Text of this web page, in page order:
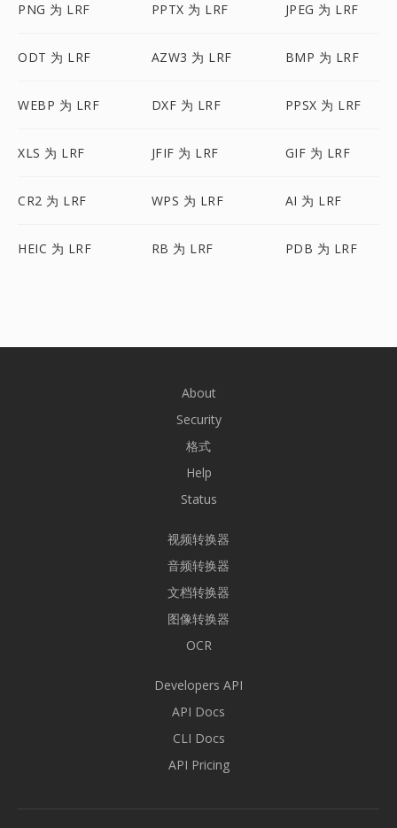
PNG 为 LRF PPTX 为 LRF JPEG 为 LRF
ODT 为 LRF AZW3 为 LRF BMP 为 LRF
WEBP 为 LRF DXF 为 LRF PPSX 为 LRF
XLS 为 LRF JFIF 为 LRF GIF 为 LRF
CR2 为 LRF WPS 为 LRF AI 为 LRF
HEIC 为 LRF RB 为 LRF PDB 为 LRF
About
Security
格式
Help
Status
视频转换器
音频转换器
文档转换器
图像转换器
OCR
Developers API
API Docs
CLI Docs
API Pricing